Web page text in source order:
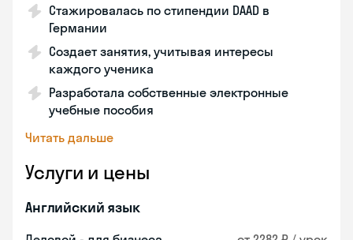
Стажировалась по стипендии DAAD в
Германии
Создает занятия, учитывая интересы
каждого ученика
Разработала собственные электронные
учебные пособия
Читать дальше
Услуги и цены
Английский язык